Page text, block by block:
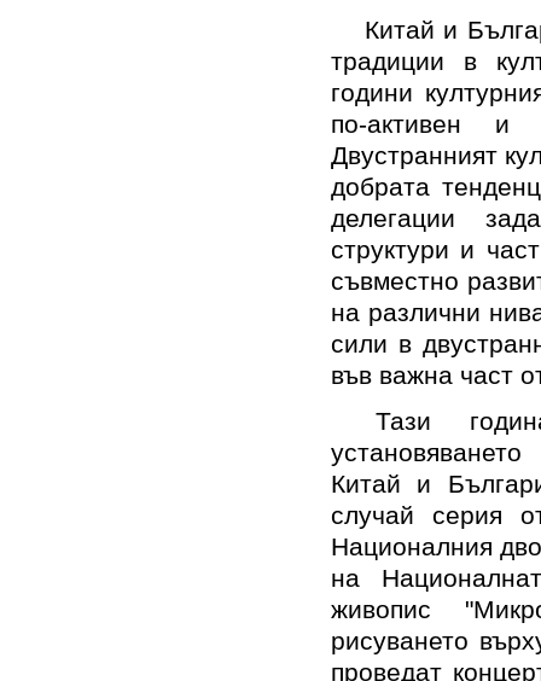
Китай и
традиции в
години
по-активен
Двустранният
добрата
делегации
структури и
съвместно
на различни
сили в
във важна част
Тази
Китай и
случай серия
Националния
на
живопис
рисуването
проведат